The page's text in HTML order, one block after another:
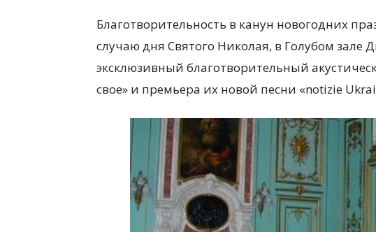
Благотворительность в канун новогодних
случаю дня Святого Николая, в Голубом зале
эксклюзивный благотворительный
свое» и премьера их новой песни «notizie